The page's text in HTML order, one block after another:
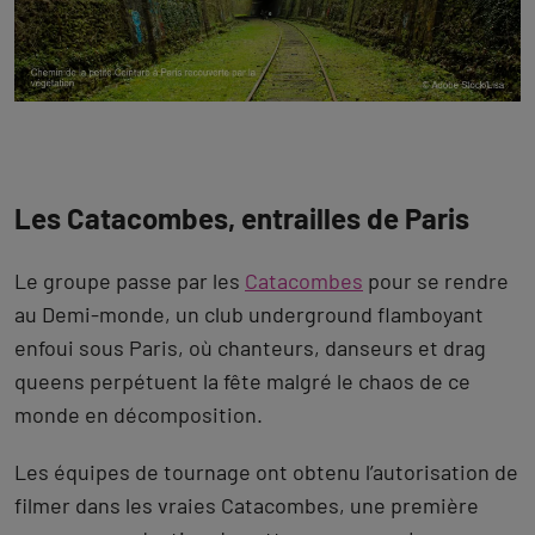
Les Catacombes, entrailles de Paris
Le groupe passe par les Catacombes pour se rendre
au Demi-monde, un club underground flamboyant
enfoui sous Paris, où chanteurs, danseurs et drag
queens perpétuent la fête malgré le chaos de ce
monde en décomposition.
Les équipes de tournage ont obtenu l’autorisation de
filmer dans les vraies Catacombes, une première